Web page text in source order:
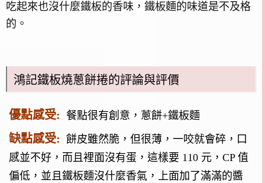
吃起來也沒什麼鐵板的香味，鐵板麵的味道是不及格
的。
鴻記鐵板燒蔥餅捲的評論與評價
優點感受: 餐點很有創意，蔥餅+鐵板麵
缺點感受: 餅皮雖然脆，但很薄，一咬就會碎，口
感並不好，而且裡面沒有蛋，這樣要 110 元，CP 值
偏低，並且鐵板麵沒什麼香氣，上面加了滿滿的醬